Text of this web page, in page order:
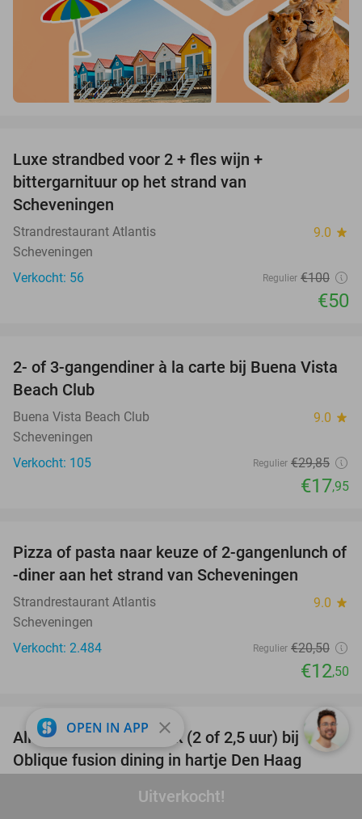
Uitverkocht!
Luxe strandbed voor 2 + fles wijn +
bittergarnituur op het strand van
Scheveningen
Strandrestaurant Atlantis 9.0 star
Scheveningen
Verkocht: 56
Regulier €100
€50
40%
2- of 3-gangendiner à la carte bij Buena Vista
Beach Club
Buena Vista Beach Club 9.0 star
Scheveningen
Verkocht: 105
Regulier €29,85
€17,95
39%
Pizza of pasta naar keuze of 2-gangenlunch of
-diner aan het strand van Scheveningen
Strandrestaurant Atlantis 9.0 star
Scheveningen
Verkocht: 2.484
Regulier €20,50
€12,50
20%
All-You-Can-Eat & Drink (2 of 2,5 uur) bij
Oblique fusion dining in hartje Den Haag
OPEN IN APP close